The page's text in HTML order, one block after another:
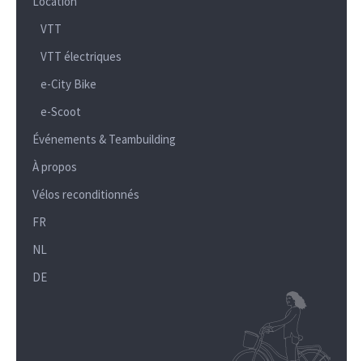
VTT
VTT électriques
e-City Bike
e-Scoot
Événements & Teambuilding
À propos
Vélos reconditionnés
FR
NL
DE